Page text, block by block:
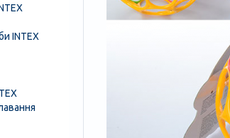
INTEX